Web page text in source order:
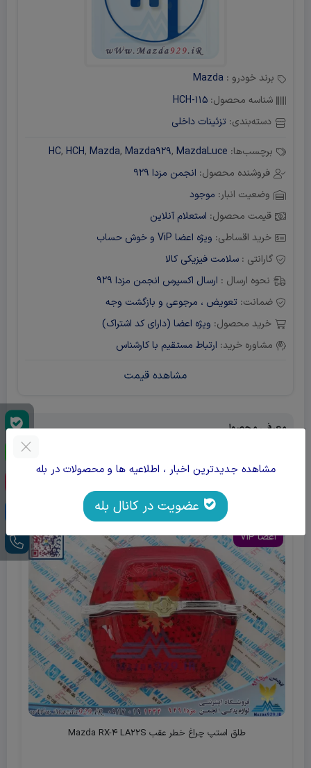
برند خودرو : Mazda
شناسه محصول: HCH-115
دسته‌بندی: تزئینات داخلی
برچسب‌ها: HC, HCH, Mazda, Mazda929, MazdaLuce
فروشنده محصول: انجمن مزدا 929
وضعیت انبار: موجود
قیمت محصول: استعلام آنلاین
خرید اقساطی: ویژه اعضا ViP و خوش حساب
گارانتی : سلامت فیزیکی کالا
نحوه ارسال : ارسال اکسپرس انجمن مزدا 929
ضمانت: تعویض ، مرجوعی و بازگشت وجه
خرید محصول: ویژه اعضا (دارای کد اشتراک)
مشاوره خرید: ارتباط مستقیم با کارشناس
مشاهده قیمت
معرفی محصول
اکسسوری
اعضا ViP
طلق استپ چراغ خطر عقب Mazda RX-4 LA22S
مشاهده جدیدترین اخبار ، اطلاعیه ها و محصولات در بله
عضویت در کانال بله